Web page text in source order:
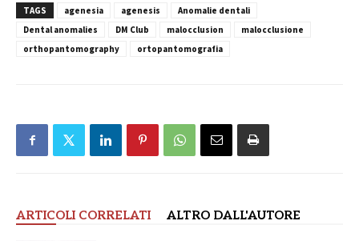
TAGS agenesia agenesis
Anomalie dentali
Dental anomalies
DM Club malocclusion
malocclusione
orthopantomography
ortopantomografia
ARTICOLI CORRELATI ALTRO DALL'AUTORE